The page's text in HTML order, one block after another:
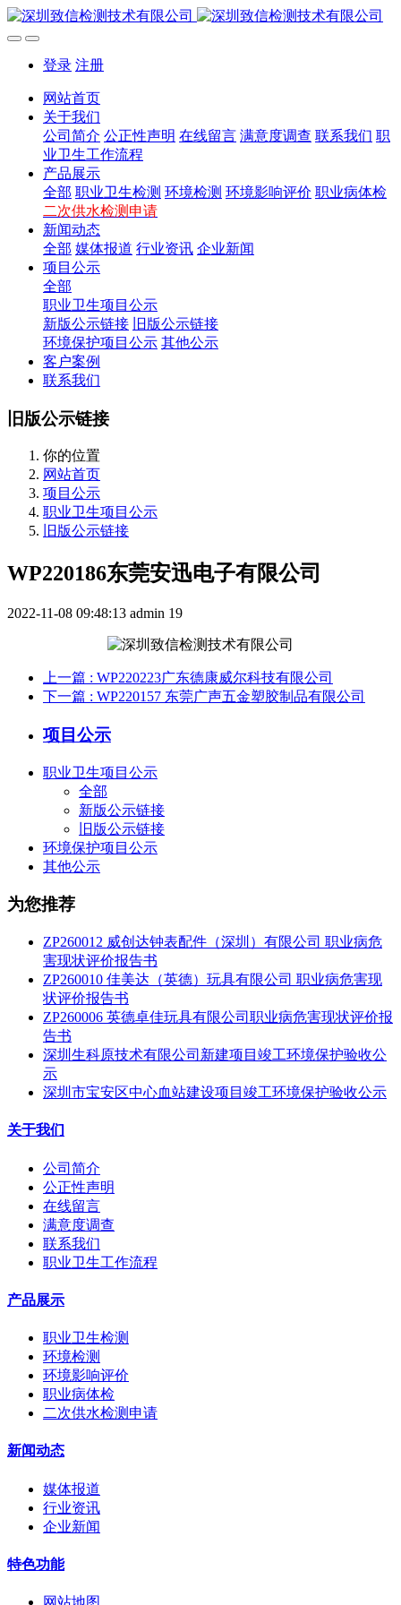
登录 注册
网站首页
关于我们
公司简介 公正性声明 在线留言 满意度调查 联系我们 职
业卫生工作流程
产品展示
全部 职业卫生检测 环境检测 环境影响评价 职业病体检
二次供水检测申请
新闻动态
全部 媒体报道 行业资讯 企业新闻
项目公示
全部
职业卫生项目公示
新版公示链接
旧版公示链接
环境保护项目公示 其他公示
客户案例
联系我们
旧版公示链接
你的位置
网站首页
项目公示
职业卫生项目公示
旧版公示链接
WP220186东莞安迅电子有限公司
2022-11-08 09:48:13 admin 19
上一篇 : WP220223广东德康威尔科技有限公司
下一篇 : WP220157 东莞广声五金塑胶制品有限公司
项目公示
职业卫生项目公示
全部
新版公示链接
旧版公示链接
环境保护项目公示
其他公示
为您推荐
ZP260012 威创达钟表配件（深圳）有限公司 职业病危
害现状评价报告书
ZP260010 佳美达（英德）玩具有限公司 职业病危害现
状评价报告书
ZP260006 英德卓佳玩具有限公司职业病危害现状评价报
告书
深圳生科原技术有限公司新建项目竣工环境保护验收公
示
深圳市宝安区中心血站建设项目竣工环境保护验收公示
关于我们
公司简介
公正性声明
在线留言
满意度调查
联系我们
职业卫生工作流程
产品展示
职业卫生检测
环境检测
环境影响评价
职业病体检
二次供水检测申请
新闻动态
媒体报道
行业资讯
企业新闻
特色功能